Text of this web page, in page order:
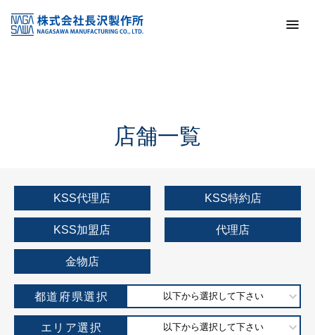
KSS加盟店・取扱店情報
店舗一覧
店舗一覧
KSS代理店 KSS特約店
KSS加盟店 代理店
金物店
都道府県選択 以下から選択して下さい
エリア選択 以下から選択して下さい